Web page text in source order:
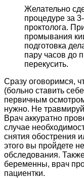
Желательно
процедуре за
проктолога.
промывания
подготовка
пару часов до
перекусить.
Сразу оговоримся,
(больно ставить
первичным
нужно. Не
Врач аккуратно
случае
снятия обострения
этого вы пройдете
обследования.
беременны, врач
пациентки.